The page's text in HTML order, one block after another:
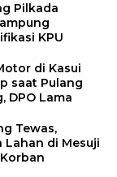
Pilkada
KPU
di Kasui
saat Pulang
DPO Lama
Tewas,
Lahan di Mesuji